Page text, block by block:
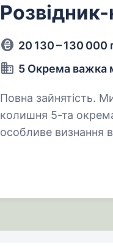
20 130 – 130 000
5 Окрема важка
Повна зайнятість. Ми 5-та окрема важка механізована бригада ЗСУ,
колишня 5-та
особливе визнання